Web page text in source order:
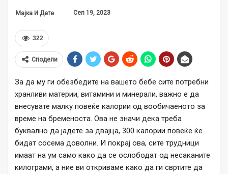
Мајка И Дете Сеп 19, 2023
322
Сподели
За да му ги обезбедите на вашето бебе сите потребни
хранливи материи, витамини и минерали, важно е да
внесувате малку повеќе калории од вообичаеното за
време на бременоста. Ова не значи дека треба
буквално да јадете за двајца, 300 калории повеќе ќе
бидат сосема доволни. И покрај ова, сите трудници
имаат на ум само како да се ослободат од несаканите
килограми, а ние ви откриваме како да ги свртите да